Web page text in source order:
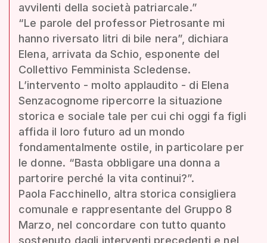
avvilenti della società patriarcale.”
“Le parole del professor Pietrosante mi
hanno riversato litri di bile nera”, dichiara
Elena, arrivata da Schio, esponente del
Collettivo Femminista Scledense.
L’intervento - molto applaudito - di Elena
Senzacognome ripercorre la situazione
storica e sociale tale per cui chi oggi fa figli
affida il loro futuro ad un mondo
fondamentalmente ostile, in particolare per
le donne. “Basta obbligare una donna a
partorire perché la vita continui?”.
Paola Facchinello, altra storica consigliera
comunale e rappresentante del Gruppo 8
Marzo, nel concordare con tutto quanto
sostenuto dagli interventi precedenti e nel